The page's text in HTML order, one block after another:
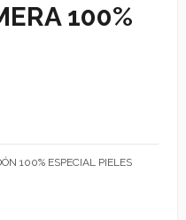
100%
100% ESPECIAL PIELES